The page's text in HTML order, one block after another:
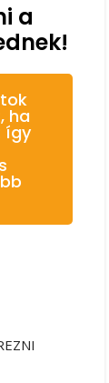
a
ha
így